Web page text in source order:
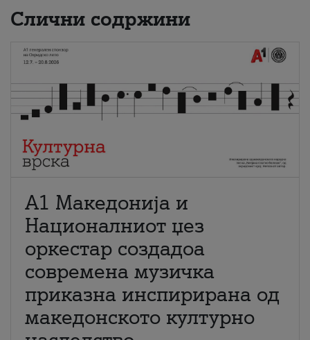
Слични содржини
А1 Македонија и
Националниот џез
оркестар создадоа
современа музичка
приказна инспирирана од
македонското културно